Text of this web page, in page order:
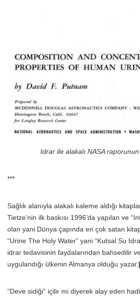
Idrar ile alakalı NASA
***
Sağlık alanıyla alakalı kaleme aldığı
Tietze’nin ilk baskısı 1996’da yapılan ve
olan yani Dünya çapında en çok satan
“Urine The Holy Water” yani “Kutsal Su
idrar tedavisinin faydalarından bahsedilir
uygulandığı ülkenin Almanya olduğu yazar.
“Deve sidiği” içilir mi diyerek alay eden